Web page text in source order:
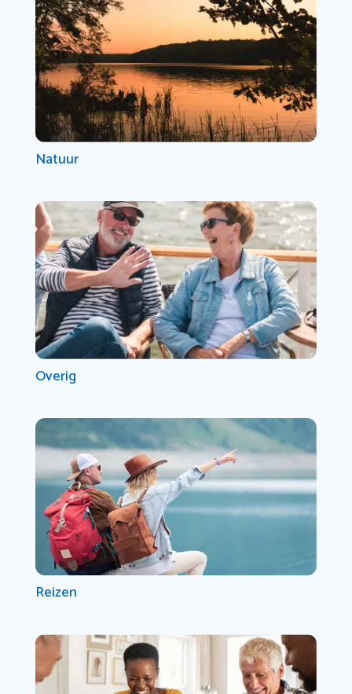
Natuur
Overig
Reizen